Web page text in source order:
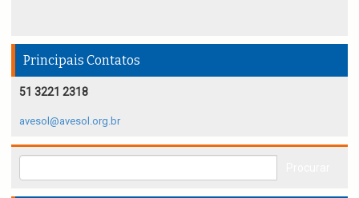
Principais Contatos
51 3221 2318
avesol@avesol.org.br